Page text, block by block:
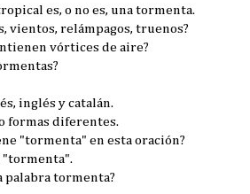
es, o no es, una tormenta.
vientos, relámpagos, truenos?
vórtices de aire?
inglés y catalán.
formas diferentes.
"tormenta" en esta oración?
"tormenta".
palabra tormenta?